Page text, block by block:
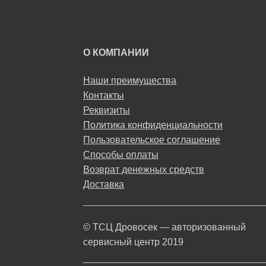
О КОМПАНИИ
Наши преимущества
Контакты
Реквизиты
Политика конфиденциальности
Пользовательское соглашение
Способы оплаты
Возврат денежных средств
Доставка
© ТСЦ Дровосек — авторизованный
сервисный центр 2019